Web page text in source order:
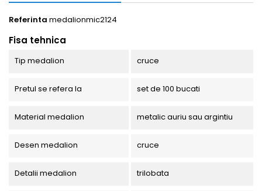
Referinta medalionmic2124
Fisa tehnica
Tip medalion cruce
Pretul se refera la set de 100 bucati
Material medalion metalic auriu sau argintiu
Desen medalion cruce
Detalii medalion trilobata